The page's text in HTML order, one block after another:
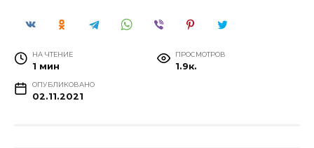
НА ЧТЕНИЕ
1 мин
ПРОСМОТРОВ
1.9к.
ОПУБЛИКОВАНО
02.11.2021